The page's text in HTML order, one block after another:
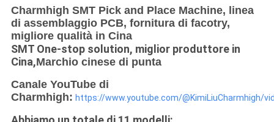
Charmhigh SMT Pick and Place Machine, linea
di assemblaggio PCB, fornitura di facotry,
migliore qualità in Cina
SMT One-stop solution, miglior produttore in
Cina,Marchio cinese di punta
Canale YouTube di
Charmhigh: https://www.youtube.com/@KimiLiuCharmhigh/